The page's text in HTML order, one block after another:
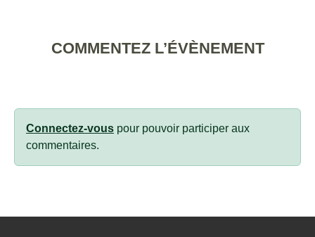
COMMENTEZ L’ÉVÈNEMENT
Connectez-vous pour pouvoir participer aux
commentaires.